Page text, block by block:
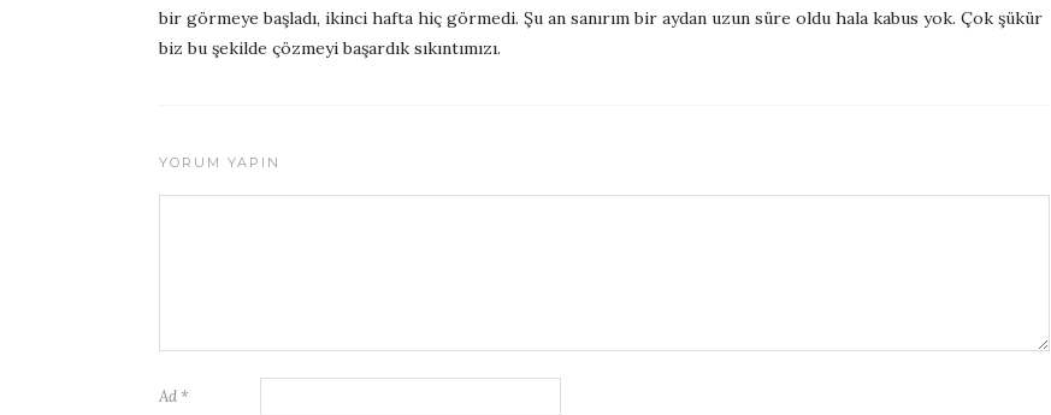
bir görmeye başladı, ikinci hafta hiç görmedi. Şu an sanırım bir aydan uzun süre oldu hala kabus yok. Çok şükür
biz bu şekilde çözmeyi başardık sıkıntımızı.
YORUM YAPIN
Ad *